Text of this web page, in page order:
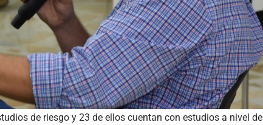
de riesgo y 23 de ellos cuentan con estudios a nivel de